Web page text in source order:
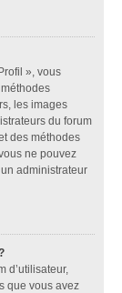
», vous
les images
du forum
des méthodes
ne pouvez
administrateur
d’utilisateur,
que vous avez